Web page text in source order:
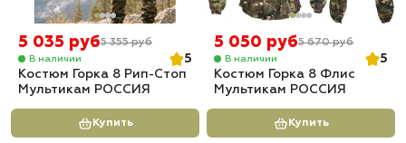
5 035 руб5 355 руб
В наличии
5
Костюм Горка 8 Рип-Стоп
Мультикам РОССИЯ
Купить
5 050 руб5 670 руб
В наличии
5
Костюм Горка 8 Флис
Мультикам РОССИЯ
Купить